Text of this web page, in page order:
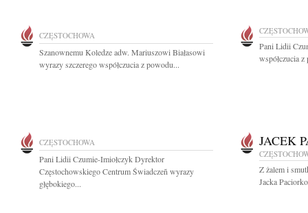
CZĘSTOCHOWA
Szanownemu Koledze adw. Mariuszowi Białasowi
wyrazy szczerego współczucia z powodu...
Pani Lidii
współczucia
CZĘSTOCHOWA
Pani Lidii Czumie-Imiołczyk Dyrektor
Częstochowskiego Centrum Świadczeñ wyrazy
głębokiego...
JACEK
Z żalem i
Jacka